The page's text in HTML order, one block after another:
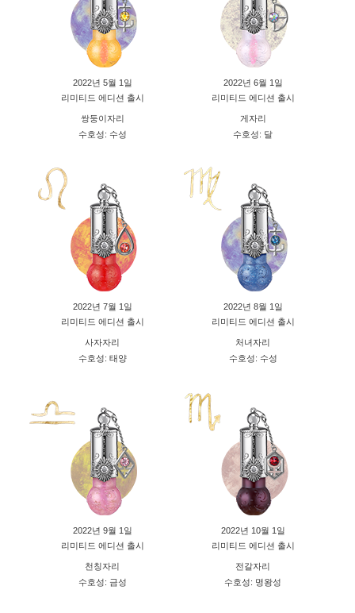
2022년 5월 1일
리미티드 에디션 출시
쌍둥이자리
수호성: 수성
2022년 6월 1일
리미티드 에디션 출시
게자리
수호성: 달
2022년 7월 1일
리미티드 에디션 출시
사자자리
수호성: 태양
2022년 8월 1일
리미티드 에디션 출시
처녀자리
수호성: 수성
2022년 9월 1일
리미티드 에디션 출시
천칭자리
수호성: 금성
2022년 10월 1일
리미티드 에디션 출시
전갈자리
수호성: 명왕성